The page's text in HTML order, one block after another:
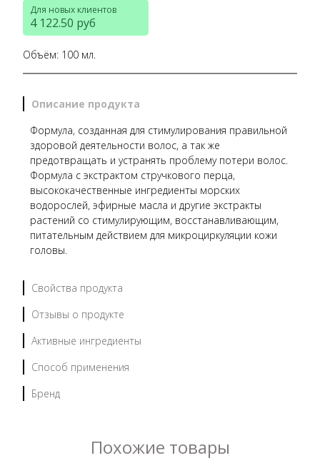
Для новых клиентов
4 122.50 руб
Объём: 100 мл.
Описание продукта
Формула, созданная для стимулирования правильной
здоровой деятельности волос, а так же
предотвращать и устранять проблему потери волос.
Формула с экстрактом стручкового перца,
высококачественные ингредиенты морских
водорослей, эфирные масла и другие экстракты
растений со стимулирующим, восстанавливающим,
питательным действием для микроциркуляции кожи
головы.
Свойства продукта
Отзывы о продукте
Активные ингредиенты
Способ применения
Бренд
Похожие товары